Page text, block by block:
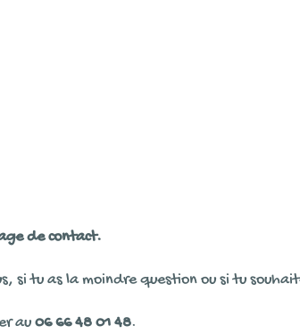
de contact.
si tu as la moindre question ou si tu
au06 66 48 01 48.